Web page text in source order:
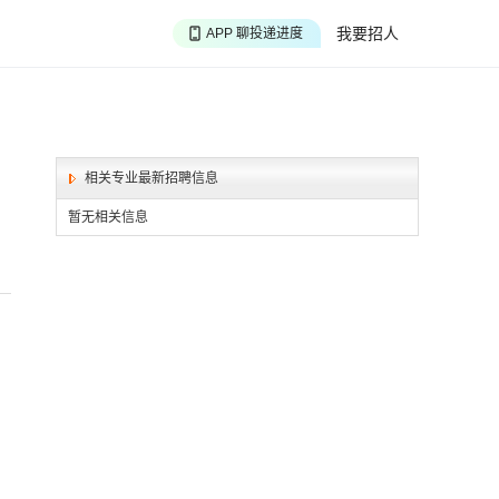
我要招人
APP 聊投递进度
相关专业最新招聘信息
暂无相关信息